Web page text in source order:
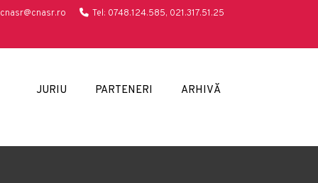
cnasr@cnasr.ro Tel: 0748.124.585, 021.317.51.25
JURIU PARTENERI ARHIVĂ